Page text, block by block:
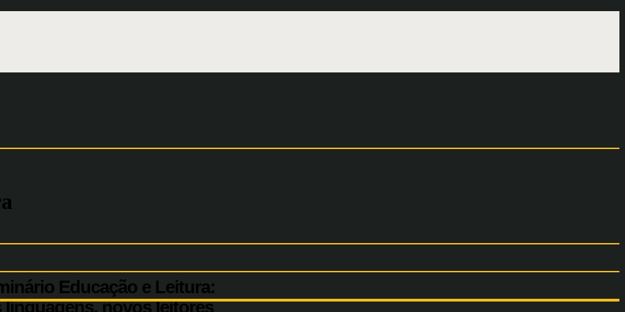
Educação e Leitura:
linguagens, novos leitores